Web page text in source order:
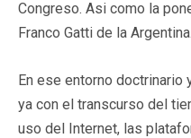
Congreso. Asi como la
Franco Gatti de la Argentina.
En ese entorno
ya con el transcurso del
uso del Internet, las